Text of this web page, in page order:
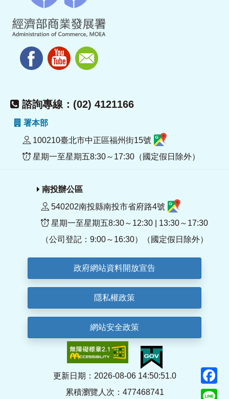
諮詢專線：(02) 4121166
署本部
100210臺北市中正區福州街15號
星期一至星期五8:30～17:30（國定假日除外）
南投辦公區
540202南投縣南投市省府路4號
星期一至星期五8:30～12:30 | 13:30～17:30
（公司登記：9:00～16:30）（國定假日除外）
政府網站資料開放宣告
隱私權政策
網站安全政策
更新日期：2026-08-06 14:50:51.0
累積瀏覽人次：477468741